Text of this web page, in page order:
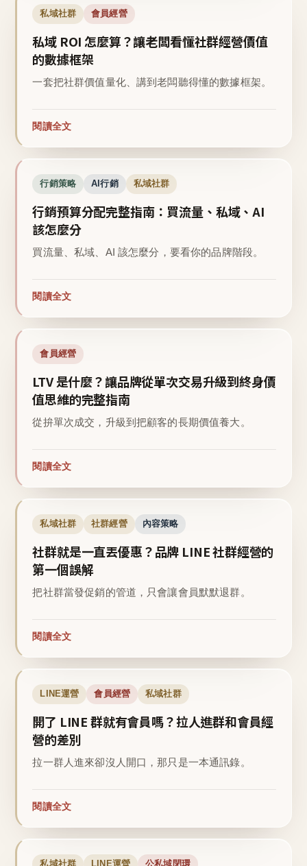
私域社群 會員經營
私域 ROI 怎麼算？讓老闆看懂社群經營價值
的數據框架
一套把社群價值量化、講到老闆聽得懂的數據框架。
閱讀全文
行銷策略 AI行銷 私域社群
行銷預算分配完整指南：買流量、私域、AI
該怎麼分
買流量、私域、AI 該怎麼分，要看你的品牌階段。
閱讀全文
會員經營
LTV 是什麼？讓品牌從單次交易升級到終身價
值思維的完整指南
從拚單次成交，升級到把顧客的長期價值養大。
閱讀全文
私域社群 社群經營 內容策略
社群就是一直丟優惠？品牌 LINE 社群經營的
第一個誤解
把社群當發促銷的管道，只會讓會員默默退群。
閱讀全文
LINE運營 會員經營 私域社群
開了 LINE 群就有會員嗎？拉人進群和會員經
營的差別
拉一群人進來卻沒人開口，那只是一本通訊錄。
閱讀全文